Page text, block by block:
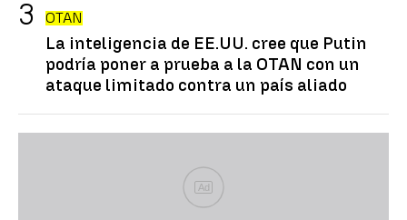
OTAN
La inteligencia de EE.UU. cree que Putin
podría poner a prueba a la OTAN con un
ataque limitado contra un país aliado
Ad